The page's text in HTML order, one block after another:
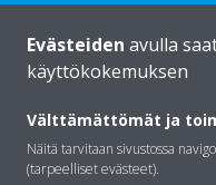
Daikinista
Ratkaisut
Evästeiden avulla
käyttökokemuksen
Välttämättömät ja
Näitä tarvitaan sivustossa
(tarpeelliset evästeet).